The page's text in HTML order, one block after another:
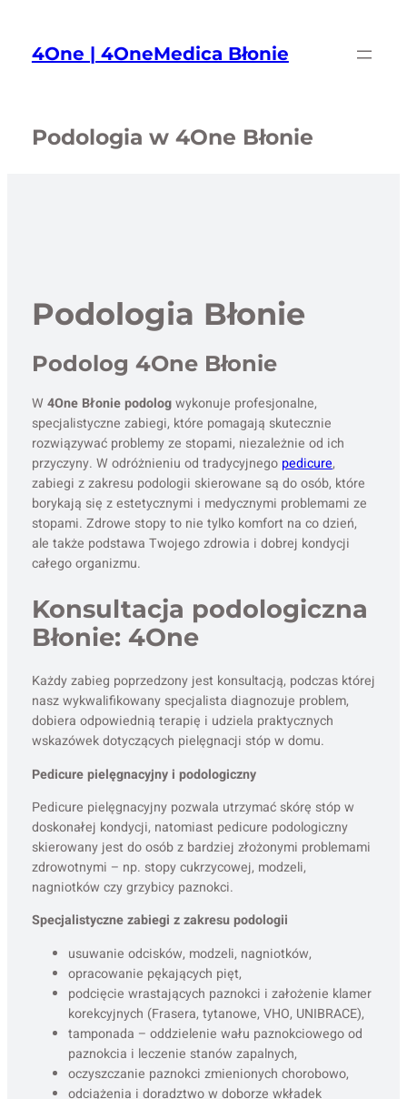
treści4One | 4OneMedica Błonie
Podologia w 4One Błonie
Podologia Błonie
Podolog 4One Błonie
W4One Błonie podologwykonuje profesjonalne,
specjalistyczne zabiegi, które pomagają skutecznie
rozwiązywać problemy ze stopami, niezależnie od ich
przyczyny. W odróżnieniu od tradycyjnego pedicure,
zabiegi z zakresu podologii skierowane są do osób, które
borykają się z estetycznymi i medycznymi problemami ze
stopami. Zdrowe stopy to nie tylko komfort na co dzień,
ale także podstawa Twojego zdrowia i dobrej kondycji
całego organizmu.
Konsultacja podologiczna
Błonie: 4One
Każdy zabieg poprzedzony jest konsultacją, podczas której
nasz wykwalifikowany specjalista diagnozuje problem,
dobiera odpowiednią terapię i udziela praktycznych
wskazówek dotyczących pielęgnacji stóp w domu.
Pedicure pielęgnacyjny i podologiczny
Pedicure pielęgnacyjny pozwala utrzymać skórę stóp w
doskonałej kondycji, natomiast pedicure podologiczny
skierowany jest do osób z bardziej złożonymi problemami
zdrowotnymi – np. stopy cukrzycowej, modzeli,
nagniotków czy grzybicy paznokci.
Specjalistyczne zabiegi z zakresu podologii
usuwanie odcisków, modzeli, nagniotków,
opracowanie pękających pięt,
podcięcie wrastających paznokci i założenie klamer
korekcyjnych (Frasera, tytanowe, VHO, UNIBRACE),
tamponada – oddzielenie wału paznokciowego od
paznokcia i leczenie stanów zapalnych,
oczyszczanie paznokci zmienionych chorobowo,
odciążenia i doradztwo w doborze wkładek